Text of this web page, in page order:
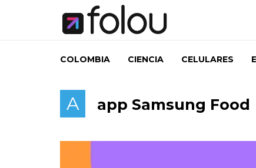
COLOMBIA CIENCIA CELULARES
A app Samsung Food